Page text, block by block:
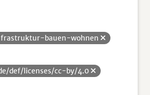
bauen-wohnen
def/licenses/cc-by/4.0